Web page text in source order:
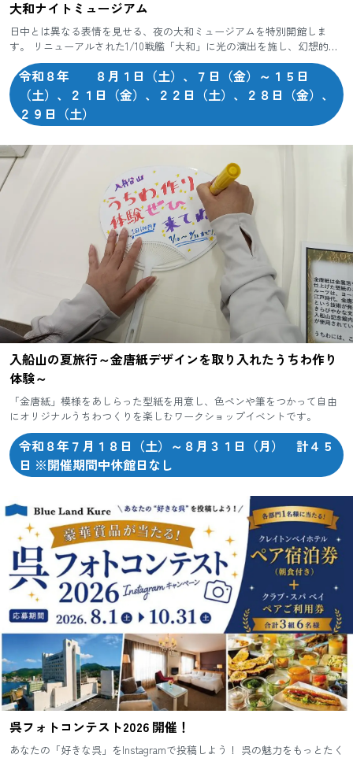
大和ナイトミュージアム
日中とは異なる表情を見せる、夜の大和ミュージアムを特別開館しま
す。 リニューアルされた1/10戦艦「大和」に光の演出を施し、幻想的な
大和の世界へ誘います。
令和８年 ８月１日（土）、７日（金）～１５日
（土）、２１日（金）、２２日（土）、２８日（金）、
２９日（土）
入船山の夏旅行～金唐紙デザインを取り入れたうちわ作り
体験～
「金唐紙」模様をあしらった型紙を用意し、色ペンや筆をつかって自由
にオリジナルうちわつくりを楽しむワークショップイベントです。
令和８年７月１８日（土）～８月３１日（月） 計４５
日 ※開催期間中休館日なし
呉フォトコンテスト2026 開催！
あなたの「好きな呉」をInstagramで投稿しよう！ 呉の魅力をもっとたく